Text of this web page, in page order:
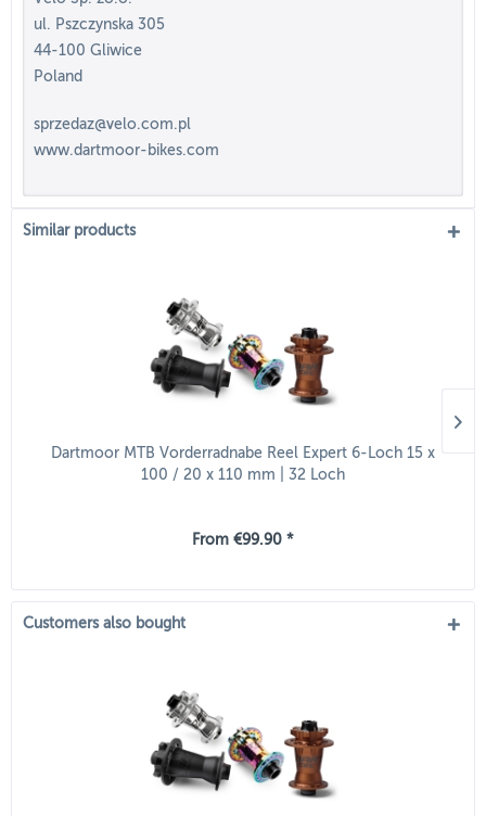
ul. Pszczynska 305
44-100 Gliwice
Poland
sprzedaz@velo.com.pl
www.dartmoor-bikes.com
Similar products
Dartmoor MTB Vorderradnabe Reel Expert 6-Loch 15 x
100 / 20 x 110 mm | 32 Loch
From €99.90 *
Customers also bought